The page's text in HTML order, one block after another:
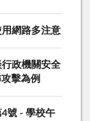
網路多注意
政機關安全
擊為例
號 - 學校午